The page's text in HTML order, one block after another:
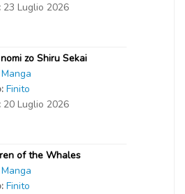
23 Luglio 2026
zo Shiru Sekai
Manga
Finito
20 Luglio 2026
of the Whales
Manga
Finito